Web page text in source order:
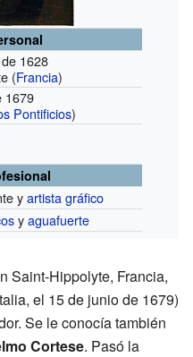
1628
(Francia)
1679
Pontificios)
yartista gráfico
yaguafuerte
Saint-Hippolyte, Francia,
el 15 de junio de 1679)
Se le conocía también
Cortese. Pasó la